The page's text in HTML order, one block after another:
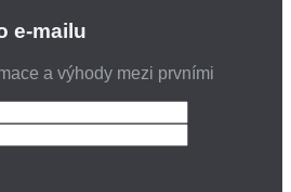
e-mailu
a výhody mezi prvními